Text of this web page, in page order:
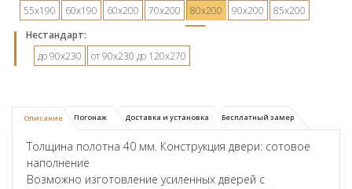
55х190 60х190 60х200 70х200 80х200 90х200
85х200
Hестандарт:
до 90х230
от 90х230 до 120х270
Описание Погонаж Доставка и установка Бесплатный замер
Толщина полотна 40 мм. Конструкция двери: сотовое
наполнение
Возможно изготовление усиленных дверей с